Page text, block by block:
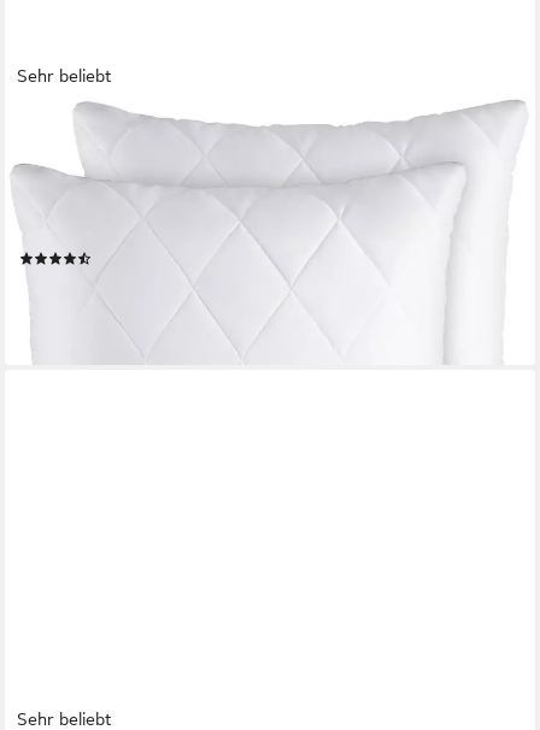
Sehr beliebt
Microfaserkissen 2er Set Kissen Komfort in vielen Größen,
Füllung: 100% Polyester, Seitschläfer, Rückenschläfer,
Seitenschläfer, Comfort, 2-tlg, Reißverschluss für Füllung-
waschbar-Made in EU-allergikerfreundlich
ab 10,99 €
lieferbar - in 3-4 Werktagen bei dir
Sehr beliebt